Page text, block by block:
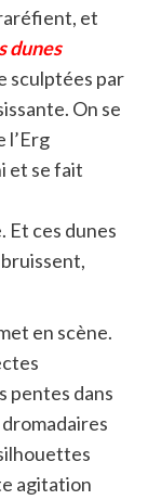
et
dunes
sculptées par
On se
l’Erg
et se fait
Et ces dunes
en scène.
pentes dans
agitation